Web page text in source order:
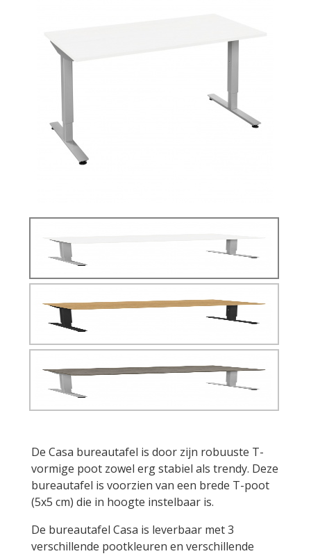
De Casa bureautafel is door zijn robuuste T-
vormige poot zowel erg stabiel als trendy. Deze
bureautafel is voorzien van een brede T-poot
(5x5 cm) die in hoogte instelbaar is.
De bureautafel Casa is leverbaar met 3
verschillende pootkleuren en verschillende